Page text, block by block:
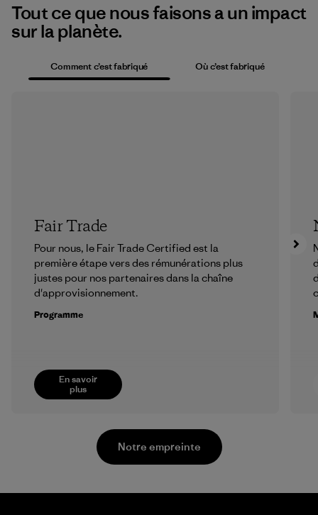
Tout ce que nous faisons a un impact
sur la planète.
Comment c’est fabriqué Où c’est fabriqué
En savoir
plus
Fair Trade
Pour nous, le Fair Trade Certified est la
première étape vers des rémunérations plus
justes pour nos partenaires dans la chaîne
d'approvisionnement.
Programme
Notre empreinte